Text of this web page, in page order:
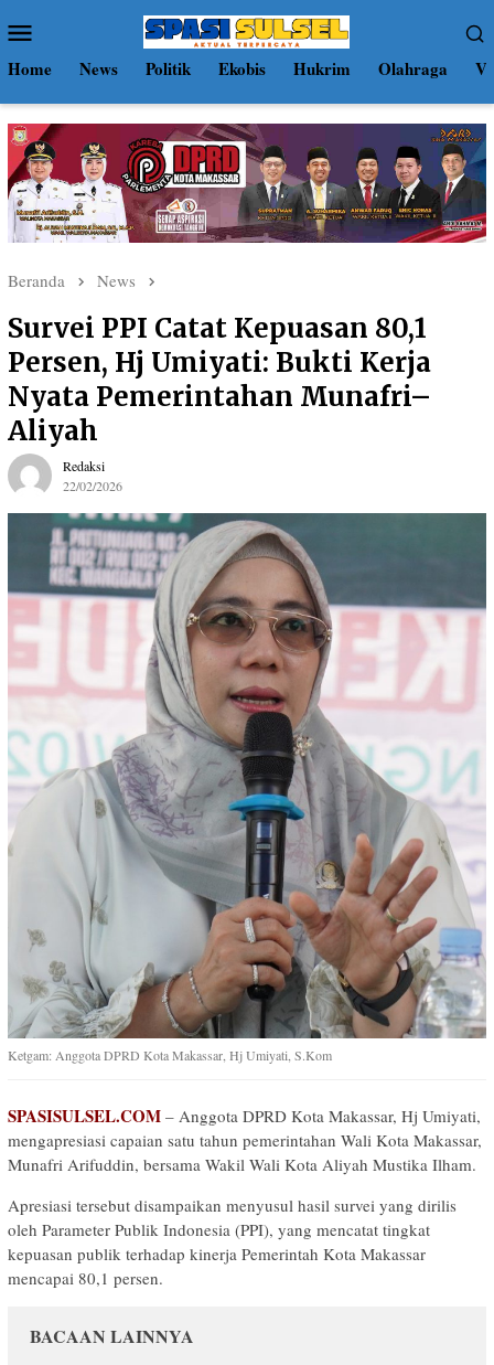
ke
kontenMobile
Home News Politik Ekobis Hukrim Olahraga
Beranda News
Survei PPI Catat Kepuasan 80,1
Persen, Hj Umiyati: Bukti Kerja
Nyata Pemerintahan Munafri–
Aliyah
Redaksi
22/02/2026
Ketgam: Anggota DPRD Kota Makassar, Hj Umiyati, S.Kom
SPASISULSEL.COM – Anggota DPRD Kota Makassar, Hj Umiyati,
mengapresiasi capaian satu tahun pemerintahan Wali Kota Makassar,
Munafri Arifuddin, bersama Wakil Wali Kota Aliyah Mustika Ilham.
Apresiasi tersebut disampaikan menyusul hasil survei yang dirilis
oleh Parameter Publik Indonesia (PPI), yang mencatat tingkat
kepuasan publik terhadap kinerja Pemerintah Kota Makassar
mencapai 80,1 persen.
BACAAN LAINNYA